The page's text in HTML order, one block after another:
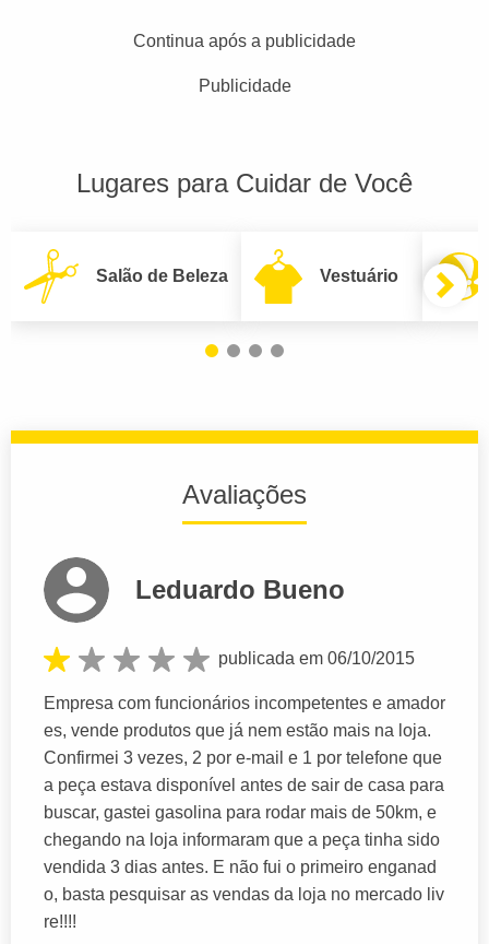
Continua após a publicidade
Publicidade
Lugares para Cuidar de Você
Salão de Beleza Vestuário
Avaliações
Leduardo Bueno
publicada em 06/10/2015
Empresa com funcionários incompetentes e amador
es, vende produtos que já nem estão mais na loja.
Confirmei 3 vezes, 2 por e-mail e 1 por telefone que
a peça estava disponível antes de sair de casa para
buscar, gastei gasolina para rodar mais de 50km, e
chegando na loja informaram que a peça tinha sido
vendida 3 dias antes. E não fui o primeiro enganad
o, basta pesquisar as vendas da loja no mercado liv
re!!!!